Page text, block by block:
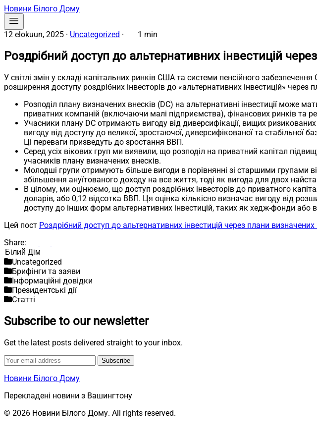
Новини Білого Дому
12 elokuun, 2025 · Uncategorized · 1 min
Роздрібний доступ до альтернативних інвестицій
У світлі змін у складі капітальних ринків США та системи пенсійного
розширення доступу роздрібних інвесторів до «альтернативних інвестицій»
Розподіл плану визначених внесків (DC) на альтернативні інвестиції може
приватних компаній (включаючи малі підприємства), фінансових ринків та
Учасники плану DC отримають вигоду від диверсифікації, вищих
вигоду від доступу до великої, зростаючої, диверсифікованої та стабільної
Ці переваги призведуть до зростання ВВП.
Серед усіх вікових груп ми виявили, що розподіл на приватний капітал
учасників плану визначених внесків.
Молодші групи отримують більше вигоди в порівнянні зі старшими групами
збільшення ануїтованого доходу на все життя, тоді як вигода для двох
В цілому, ми оцінюємо, що доступ роздрібних інвесторів до приватного
доларів, або 0,12 відсотка ВВП. Ця оцінка кількісно визначає вигоду від
доступу до інших форм альтернативних інвестицій, таких як хедж-фонди або
Цей пост Роздрібний доступ до альтернативних інвестицій через плани визначених
Share:
Пошук
Uncategorized
Брифінги та заяви
Інформаційні довідки
Президентські дії
Статті
Subscribe to our newsletter
Get the latest posts delivered straight to your inbox.
Subscribe
Новини Білого Дому
Перекладені новини з Вашингтону
© 2026 Новини Білого Дому. All rights reserved.